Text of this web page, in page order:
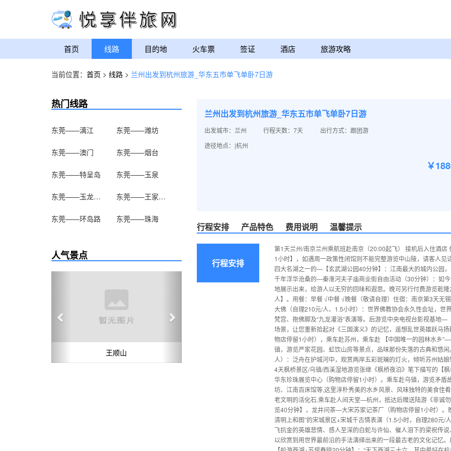
首页 线路 目的地 火车票 签证 酒店 旅游攻略
当前位置： 首页 > 线路 > 兰州出发到杭州旅游_华东五市单飞单卧7日游
热门线路
东莞——漓江 东莞——潍坊
东莞——澳门 东莞——烟台
东莞——特呈岛 东莞——玉泉
东莞——玉龙雪山 东莞——王家大院
东莞——环岛路 东莞——珠海
人气景点
王顺山
兰州出发到杭州旅游_华东五市单飞单卧7日游
出发城市：兰州 行程天数：7天
出行方式：跟团游
途径地点：|杭州
￥
行程安排 产品特色 费用说明 温馨提示
行程安排
第1天兰州/南京兰州乘航班赴南京（20:00起飞） 接机后入住酒
1小时】，如遇周一政策性闭馆则不能完整游览中山陵，请客人见
四大名湖之一的—【玄武湖公园40分钟】：江南最大的城内公园
千年浮华沧桑的—秦淮河夫子庙商业街自由活动（30分钟）：如
地展示出来，给游人以无穷的回味和遐思。晚可另行付费游览
人】。用餐：早餐 √中餐 √晚餐（敬请自理）住宿：南京第3天
大佛（自理210元/人、1.5小时）：世界佛教协会永久性会址，
梵宫、抱佛脚及“九龙灌浴”表演等。后游览中央电视台影视基地—
场景，让您重新拾起对《三国演义》的记忆，遥想乱世英雄跃马
物店停留1小时），乘车赴苏州，乘车赴 【中国唯一的园林水乡
镇，游览严家花园、虹饮山房等景点，品味那份失落的古典和悠
人）：泛舟在护城河中，观赏两岸五彩斑斓的灯火，倾听苏州姑
4天枫桥景区/乌镇/西溪湿地游览张继《枫桥夜泊》笔下描写的【
华东珍珠展览中心（购物店停留1小时）。乘车赴乌镇，游览矛
坊、江南百床馆等,这里淳朴秀美的水乡风景、风味独特的美食佳
老文明的活化石.乘车赴人间天堂—杭州，抵达后赠送陆游《非
览40分钟】，龙井问茶—大宋苏家记茶厂（购物店停留1小时）
清明上和图”的宋城景区+宋城千古情表演（1.5小时，自理280元
飞抗金的英雄悲情、感人至深的白蛇与许仙、催人泪下的梁祝传
以欣赏到用世界最前沿的手法演绎出来的一段最古老的文化记忆